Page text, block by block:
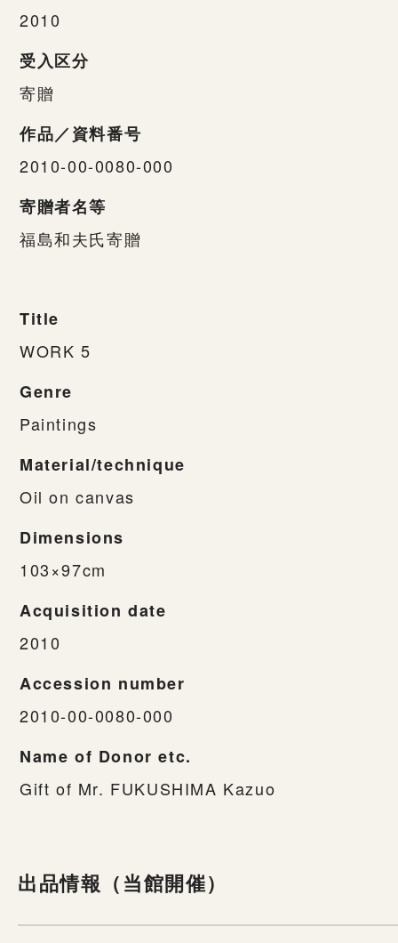
2010
受入区分
寄贈
作品／資料番号
2010-00-0080-000
寄贈者名等
福島和夫氏寄贈
Title
WORK 5
Genre
Paintings
Material/technique
Oil on canvas
Dimensions
103×97cm
Acquisition date
2010
Accession number
2010-00-0080-000
Name of Donor etc.
Gift of Mr. FUKUSHIMA Kazuo
出品情報（当館開催）